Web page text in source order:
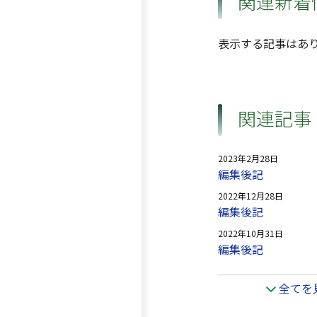
表示する記事はあ
関連記事
2023年2月28日
編集後記
2022年12月28日
編集後記
2022年10月31日
編集後記
全てを